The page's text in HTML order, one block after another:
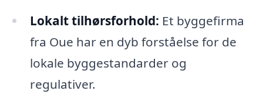
Lokalt tilhørsforhold: Et byggefirma
fra Oue har en dyb forståelse for de
lokale byggestandarder og
regulativer.